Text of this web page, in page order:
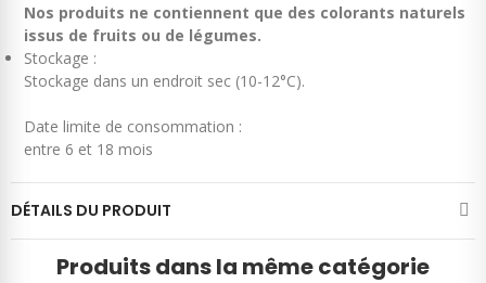
Nos produits ne contiennent que des colorants naturels
issus de fruits ou de légumes.
Stockage :
Stockage dans un endroit sec (10-12°C).
Date limite de consommation :
entre 6 et 18 mois
DÉTAILS DU PRODUIT
Produits dans la même catégorie